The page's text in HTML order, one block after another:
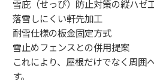
雪庇（せっぴ）防止対策の縦ハゼ
落雪しにくい軒先加工
耐雪仕様の板金固定方式
雪止めフェンスとの併用提案
これにより、屋根だけでなく周囲
す。